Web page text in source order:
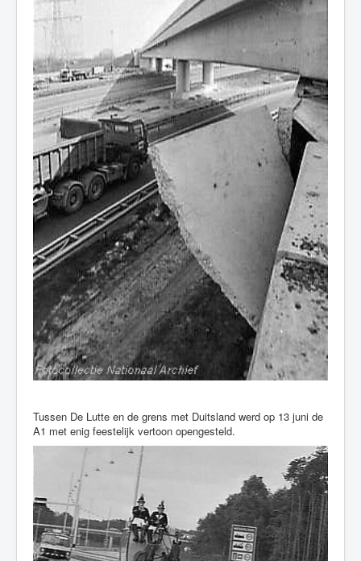
Tussen De Lutte en de grens met Duitsland werd op 13 juni de
A1 met enig feestelijk vertoon opengesteld.